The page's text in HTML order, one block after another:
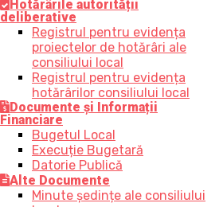
Hotărârile autorității
deliberative
Registrul pentru evidența
proiectelor de hotărâri ale
consiliului local
Registrul pentru evidența
hotărârilor consiliului local
Documente și Informații
Financiare
Bugetul Local
Execuție Bugetară
Datorie Publică
Alte Documente
Minute ședințe ale consiliului